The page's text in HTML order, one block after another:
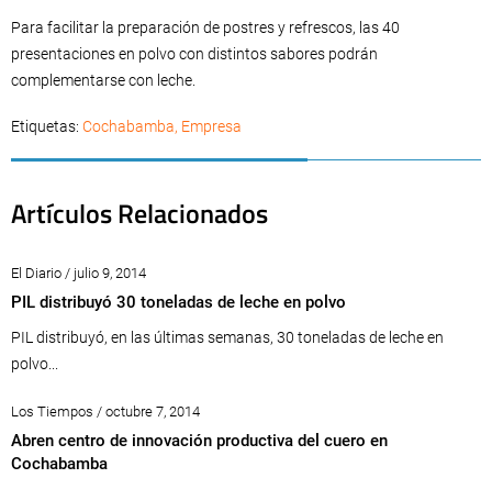
Para facilitar la preparación de postres y refrescos, las 40
presentaciones en polvo con distintos sabores podrán
complementarse con leche.
Etiquetas: Cochabamba, Empresa
Artículos Relacionados
El Diario / julio 9, 2014
PIL distribuyó 30 toneladas de leche en polvo
PIL distribuyó, en las últimas semanas, 30 toneladas de leche en
polvo...
Los Tiempos / octubre 7, 2014
Abren centro de innovación productiva del cuero en
Cochabamba